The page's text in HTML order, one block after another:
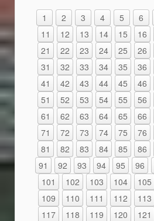
1 2 3 4 5 6
11
12 13 14 15 16
21
22 23 24 25 26
31
32 33 34 35 36
41
42 43 44 45 46
51
52 53 54 55 56
61
62 63 64 65 66
71
72 73 74 75 76
81
82 83 84 85 86
91
92 93 94 95 96
101
102 103 104 105
109
110 111 112 113
117
118 119 120 121